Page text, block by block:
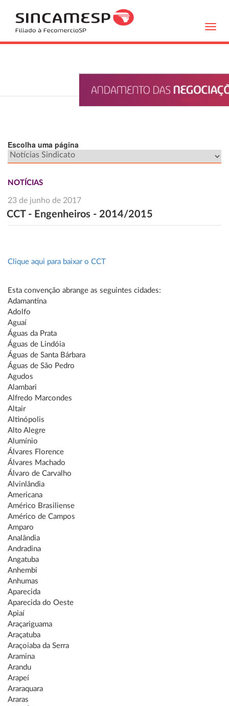
Escolha uma página
NOTÍCIAS
23 de junho de 2017
CCT - Engenheiros - 2014/2015
Clique aqui para baixar o CCT
Esta convenção abrange as seguintes cidades:
Adamantina
Adolfo
Aguaí
Águas da Prata
Águas de Lindóia
Águas de Santa Bárbara
Águas de São Pedro
Agudos
Alambari
Alfredo Marcondes
Altair
Altinópolis
Alto Alegre
Alumínio
Álvares Florence
Álvares Machado
Álvaro de Carvalho
Alvinlândia
Americana
Américo Brasiliense
Américo de Campos
Amparo
Analândia
Andradina
Angatuba
Anhembi
Anhumas
Aparecida
Aparecida do Oeste
Apiaí
Araçariguama
Araçatuba
Araçoiaba da Serra
Aramina
Arandu
Arapeí
Araraquara
Araras